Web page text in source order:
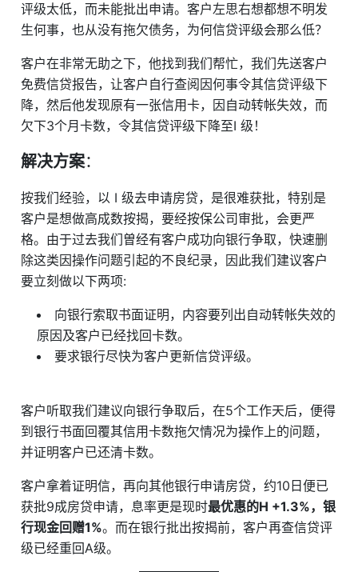
评级太低，而未能批出申请。客户左思右想都想不明发
生何事，也从没有拖欠债务，为何信贷评级会那么低？
客户在非常无助之下，他找到我们帮忙，我们先送客户
免费信贷报告，让客户自行查阅因何事令其信贷评级下
降，然后他发现原有一张信用卡，因自动转帐失效，而
欠下3个月卡数，令其信贷评级下降至I 级！
解决方案：
按我们经验，以 I 级去申请房贷，是很难获批，特别是
客户是想做高成数按揭，要经按保公司审批，会更严
格。由于过去我们曽经有客户成功向银行争取，快速删
除这类因操作问题引起的不良纪录，因此我们建议客户
要立刻做以下两项:
向银行索取书面证明，内容要列出自动转帐失效的
原因及客户已经找回卡数。
要求银行尽快为客户更新信贷评级。
客户听取我们建议向银行争取后，在5个工作天后，便得
到银行书面回覆其信用卡数拖欠情况为操作上的问题，
并证明客户已还清卡数。
客户拿着证明信，再向其他银行申请房贷，约10日便已
获批9成房贷申请，息率更是现时最优惠的H +1.3%，银
行现金回赠1%。而在银行批出按揭前，客户再查信贷评
级已经重回A级。